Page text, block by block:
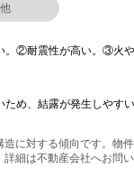
。②耐震性が高い。③火や
め、結露が発生しやす
に対する傾向です。物
細は不動産会社へお問い